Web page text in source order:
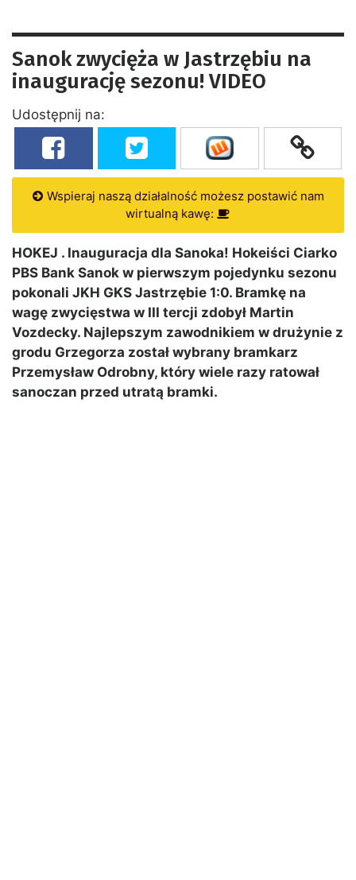
Sanok zwycięża w Jastrzębiu na
inaugurację sezonu! VIDEO
Udostępnij na:
Wspieraj naszą działalność możesz postawić nam
wirtualną kawę:
HOKEJ . Inauguracja dla Sanoka! Hokeiści Ciarko
PBS Bank Sanok w pierwszym pojedynku sezonu
pokonali JKH GKS Jastrzębie 1:0. Bramkę na
wagę zwycięstwa w III tercji zdobył Martin
Vozdecky. Najlepszym zawodnikiem w drużynie z
grodu Grzegorza został wybrany bramkarz
Przemysław Odrobny, który wiele razy ratował
sanoczan przed utratą bramki.